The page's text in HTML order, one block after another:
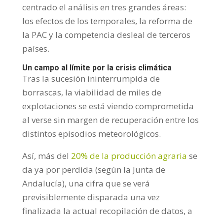
centrado el análisis en tres grandes áreas:
los efectos de los temporales, la reforma de
la PAC y la competencia desleal de terceros
países.
Un campo al límite por la crisis climática
Tras la sucesión ininterrumpida de
borrascas, la viabilidad de miles de
explotaciones se está viendo comprometida
al verse sin margen de recuperación entre los
distintos episodios meteorológicos.
Así, más del 20% de la producción agraria se
da ya por perdida (según la Junta de
Andalucía), una cifra que se verá
previsiblemente disparada una vez
finalizada la actual recopilación de datos, a